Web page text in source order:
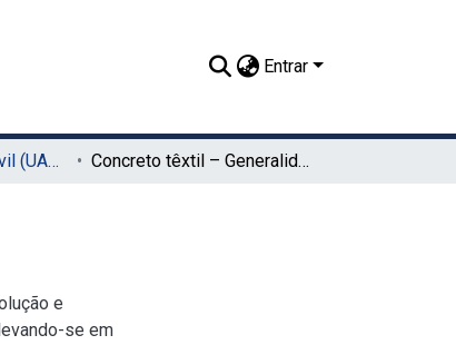
Entrar
TCC - Engenharia Civil (UACSA) Concreto têxtil – Generalidades
e
se em